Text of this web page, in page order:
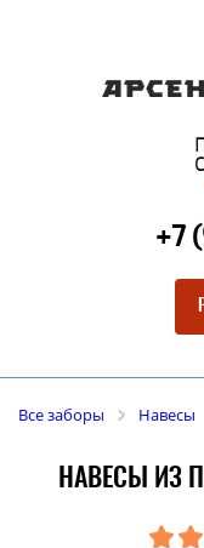
+7
Все заборы Навесы
НАВЕСЫ ИЗ